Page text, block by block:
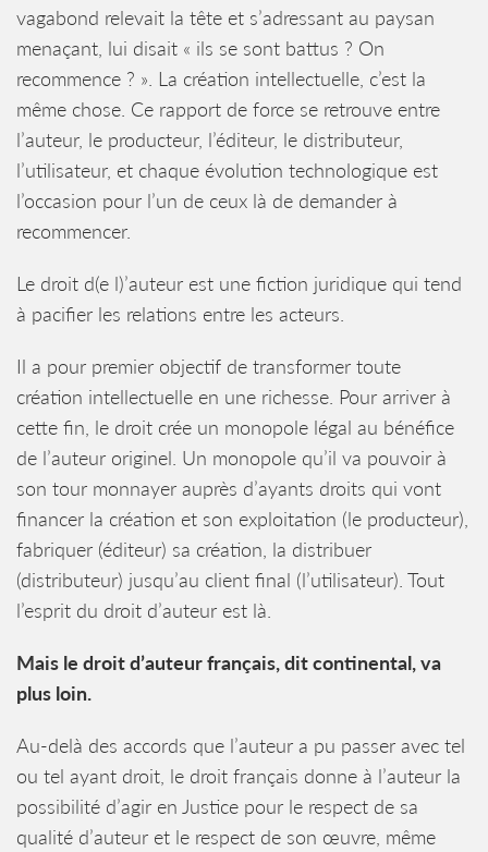
vagabond relevait la tête et s’adressant au paysan
menaçant, lui disait « ils se sont battus ? On
recommence ? ». La création intellectuelle, c’est la
même chose. Ce rapport de force se retrouve entre
l’auteur, le producteur, l’éditeur, le distributeur,
l’utilisateur, et chaque évolution technologique est
l’occasion pour l’un de ceux là de demander à
recommencer.
Le droit d(e l)’auteur est une fiction juridique qui tend
à pacifier les relations entre les acteurs.
Il a pour premier objectif de transformer toute
création intellectuelle en une richesse. Pour arriver à
cette fin, le droit crée un monopole légal au bénéfice
de l’auteur originel. Un monopole qu’il va pouvoir à
son tour monnayer auprès d’ayants droits qui vont
financer la création et son exploitation (le producteur),
fabriquer (éditeur) sa création, la distribuer
(distributeur) jusqu’au client final (l’utilisateur). Tout
l’esprit du droit d’auteur est là.
Mais le droit d’auteur français, dit continental, va
plus loin.
Au-delà des accords que l’auteur a pu passer avec tel
ou tel ayant droit, le droit français donne à l’auteur la
possibilité d’agir en Justice pour le respect de sa
qualité d’auteur et le respect de son œuvre, même